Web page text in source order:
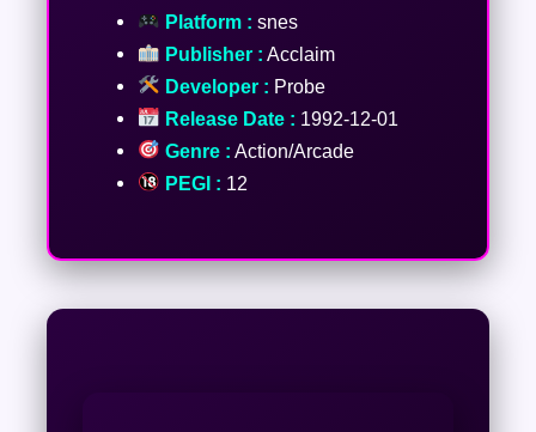
Platform : snes
Publisher : Acclaim
Developer : Probe
Release Date : 1992-12-01
Genre : Action/Arcade
PEGI : 12